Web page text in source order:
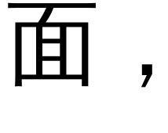
面